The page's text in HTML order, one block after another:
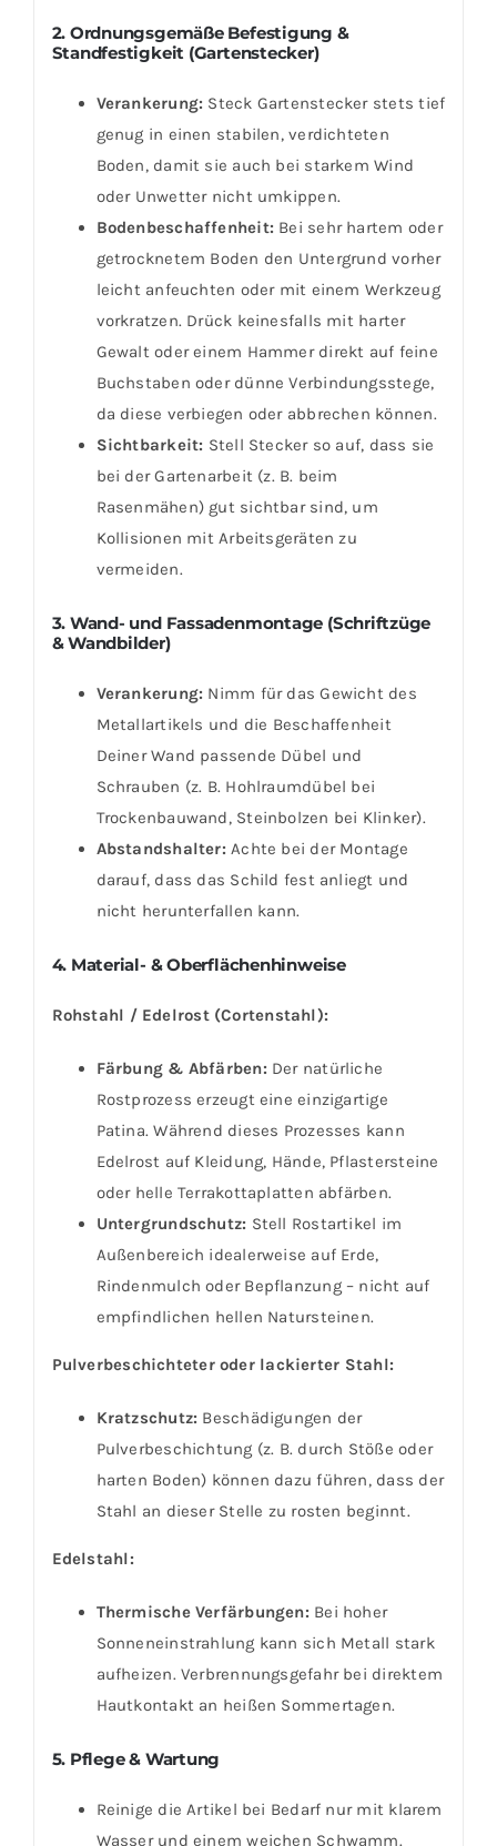
2. Ordnungsgemäße Befestigung &
Standfestigkeit (Gartenstecker)
Verankerung: Steck Gartenstecker stets tief
genug in einen stabilen, verdichteten
Boden, damit sie auch bei starkem Wind
oder Unwetter nicht umkippen.
Bodenbeschaffenheit: Bei sehr hartem oder
getrocknetem Boden den Untergrund vorher
leicht anfeuchten oder mit einem Werkzeug
vorkratzen. Drück keinesfalls mit harter
Gewalt oder einem Hammer direkt auf feine
Buchstaben oder dünne Verbindungsstege,
da diese verbiegen oder abbrechen können.
Sichtbarkeit: Stell Stecker so auf, dass sie
bei der Gartenarbeit (z. B. beim
Rasenmähen) gut sichtbar sind, um
Kollisionen mit Arbeitsgeräten zu
vermeiden.
3. Wand- und Fassadenmontage (Schriftzüge
& Wandbilder)
Verankerung: Nimm für das Gewicht des
Metallartikels und die Beschaffenheit
Deiner Wand passende Dübel und
Schrauben (z. B. Hohlraumdübel bei
Trockenbauwand, Steinbolzen bei Klinker).
Abstandshalter: Achte bei der Montage
darauf, dass das Schild fest anliegt und
nicht herunterfallen kann.
4. Material- & Oberflächenhinweise
Rohstahl / Edelrost (Cortenstahl):
Färbung & Abfärben: Der natürliche
Rostprozess erzeugt eine einzigartige
Patina. Während dieses Prozesses kann
Edelrost auf Kleidung, Hände, Pflastersteine
oder helle Terrakottaplatten abfärben.
Untergrundschutz: Stell Rostartikel im
Außenbereich idealerweise auf Erde,
Rindenmulch oder Bepflanzung – nicht auf
empfindlichen hellen Natursteinen.
Pulverbeschichteter oder lackierter Stahl:
Kratzschutz: Beschädigungen der
Pulverbeschichtung (z. B. durch Stöße oder
harten Boden) können dazu führen, dass der
Stahl an dieser Stelle zu rosten beginnt.
Edelstahl:
Thermische Verfärbungen: Bei hoher
Sonneneinstrahlung kann sich Metall stark
aufheizen. Verbrennungsgefahr bei direktem
Hautkontakt an heißen Sommertagen.
5. Pflege & Wartung
Reinige die Artikel bei Bedarf nur mit klarem
Wasser und einem weichen Schwamm.